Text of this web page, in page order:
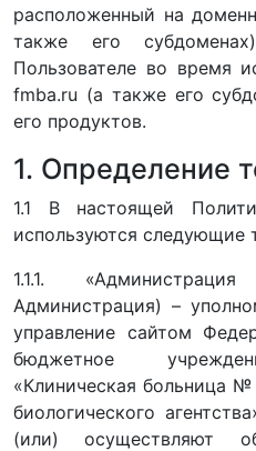
расположенный на
также его
Пользователе во время
fmba.ru (а также его
его продуктов.
1. Определение
1.1 В настоящей
используются следующие
1.1.1.
Администрация) –
управление сайтом
бюджетное
«Клиническая больница
биологического
(или) осуществляют